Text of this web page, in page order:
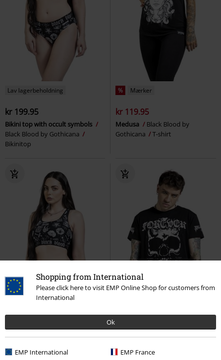
Shopping from International
Please click here to visit EMP Online Shop for customers from
International
Ok
EMP International EMP France
Lav lagerbeholdning
kr 199.95
Bikini top with occult symbols
Black Blood by Gothicana
Bikinitop
% Mærker
kr 119.95
Medusa
Black Blood by
Gothicana
T-shirt
MSRP kr 199.95